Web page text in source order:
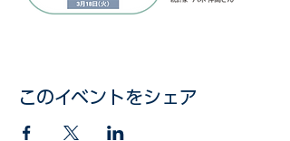
このイベントをシェア